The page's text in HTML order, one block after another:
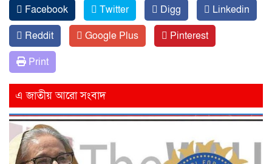
Facebook Twitter Digg
Linkedin
Reddit
Google Plus
Pinterest
Print
এ জাতীয় আরো সংবাদ